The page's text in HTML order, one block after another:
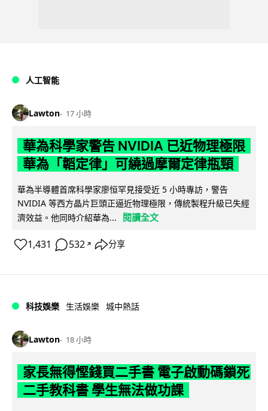
人工智能
Lawton 17 小時
華為科學家警告 NVIDIA 已近物理極限
華為「韜定律」可繞過摩爾定律瓶頸
華為半導體首席科學家廖恒罕見接受近 5 小時專訪，警告
NVIDIA 等西方晶片巨頭正逼近物理極限，傳統製程升級已失經
濟效益。他同時介紹華為...
閱讀全文
1,431 532 ↗ 分享
科技娛樂 生活娛樂 城中熱話
Lawton 18 小時
家長無得慳錢買二手書 電子啟動碼鎖死
二手教科書 學生無法做功課